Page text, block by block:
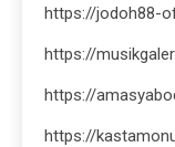
https://jodoh88-
https://
https://
https://